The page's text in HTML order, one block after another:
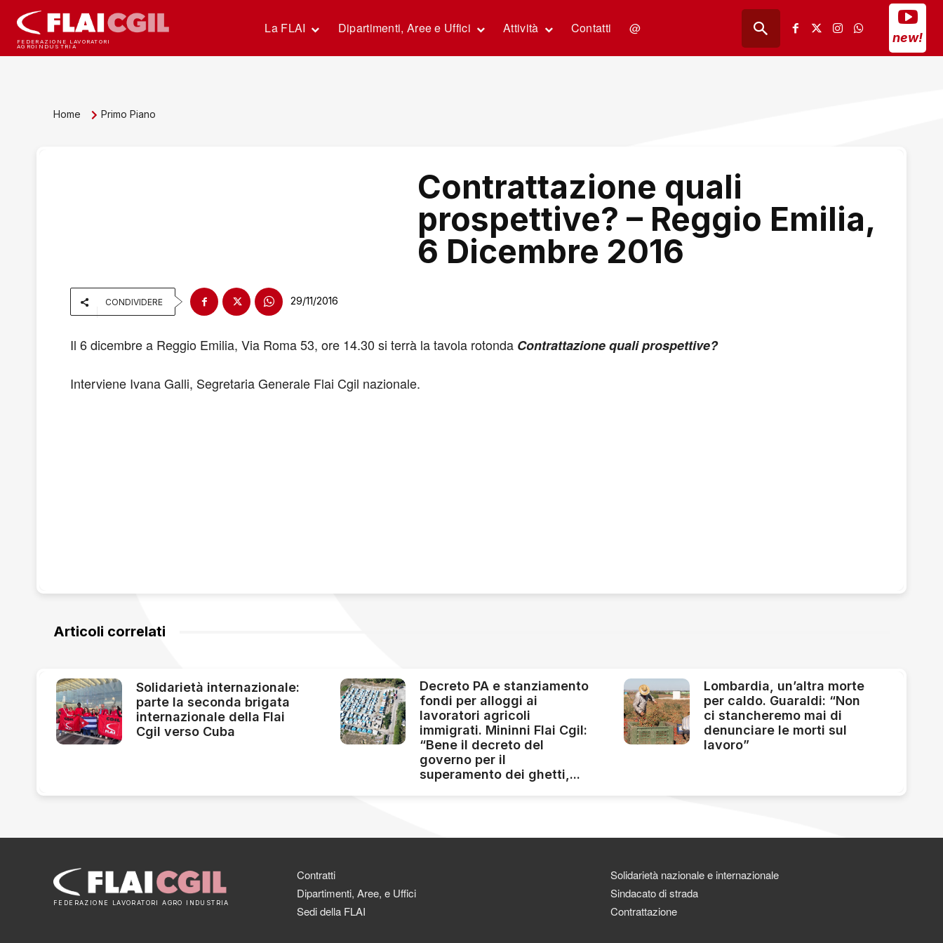
FEDERAZIONE LAVORATORI
AGROINDUSTRIA
La FLAI Dipartimenti, Aree e Uffici Attività Contatti @
new!
Home Primo Piano
Contrattazione quali
prospettive? – Reggio Emilia,
6 Dicembre 2016
CONDIVIDERE 29/11/2016
Il 6 dicembre a Reggio Emilia, Via Roma 53, ore 14.30 si terrà la tavola rotonda Contrattazione quali prospettive?
Interviene Ivana Galli, Segretaria Generale Flai Cgil nazionale.
Articoli correlati
Solidarietà internazionale:
parte la seconda brigata
internazionale della Flai
Cgil verso Cuba
Decreto PA e stanziamento
fondi per alloggi ai
lavoratori agricoli
immigrati. Mininni Flai Cgil:
“Bene il decreto del
governo per il
superamento dei ghetti,...
Lombardia, un’altra morte
per caldo. Guaraldi: “Non
ci stancheremo mai di
denunciare le morti sul
lavoro”
FEDERAZIONE LAVORATORI AGRO INDUSTRIA
Contratti
Dipartimenti, Aree, e Uffici
Sedi della FLAI
Solidarietà nazionale e internazionale
Sindacato di strada
Contrattazione